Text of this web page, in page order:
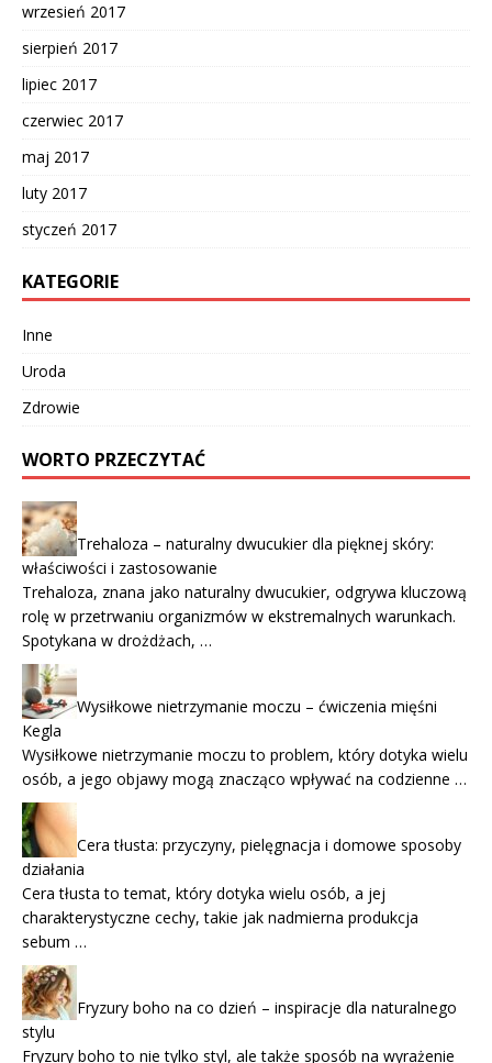
wrzesień 2017
sierpień 2017
lipiec 2017
czerwiec 2017
maj 2017
luty 2017
styczeń 2017
KATEGORIE
Inne
Uroda
Zdrowie
WORTO PRZECZYTAĆ
Trehaloza – naturalny dwucukier dla pięknej skóry:
właściwości i zastosowanie
Trehaloza, znana jako naturalny dwucukier, odgrywa kluczową
rolę w przetrwaniu organizmów w ekstremalnych warunkach.
Spotykana w drożdżach, …
Wysiłkowe nietrzymanie moczu – ćwiczenia mięśni
Kegla
Wysiłkowe nietrzymanie moczu to problem, który dotyka wielu
osób, a jego objawy mogą znacząco wpływać na codzienne …
Cera tłusta: przyczyny, pielęgnacja i domowe sposoby
działania
Cera tłusta to temat, który dotyka wielu osób, a jej
charakterystyczne cechy, takie jak nadmierna produkcja
sebum …
Fryzury boho na co dzień – inspiracje dla naturalnego
stylu
Fryzury boho to nie tylko styl, ale także sposób na wyrażenie